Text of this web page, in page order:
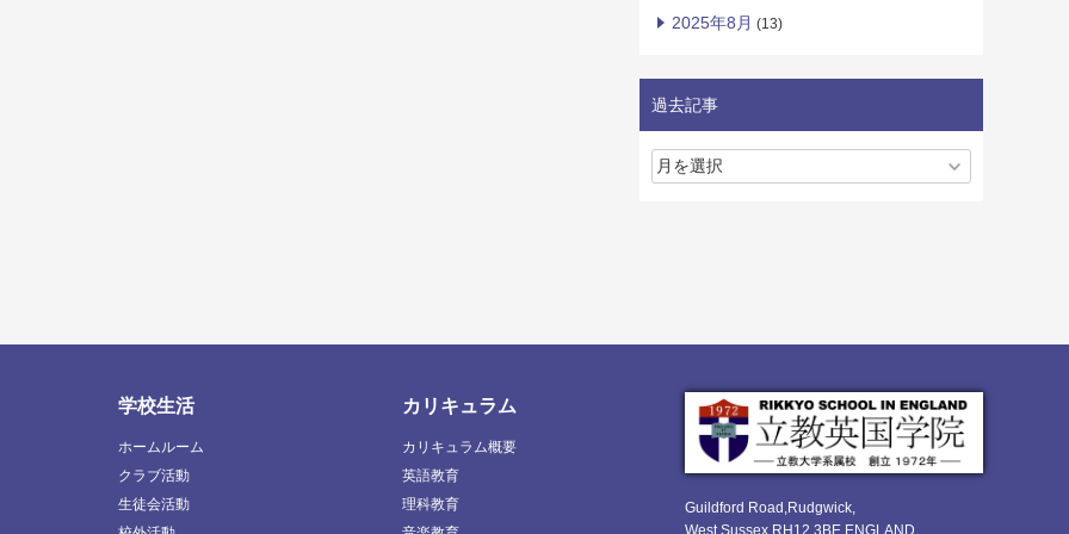
2025年8月 (13)
過去記事
Guildford Road,Rudgwick,
West Sussex RH12 3BE ENGLAND
学校生活
ホームルーム
クラブ活動
生徒会活動
カリキュラム
カリキュラム概要
英語教育
理科教育